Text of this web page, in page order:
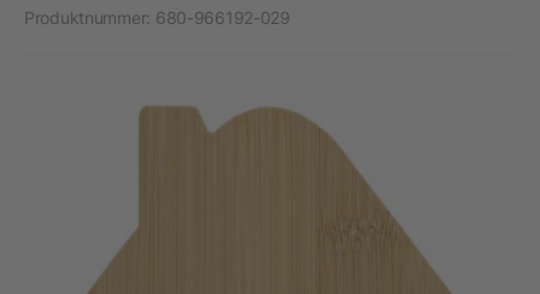
Produktnummer: 680-966192-029